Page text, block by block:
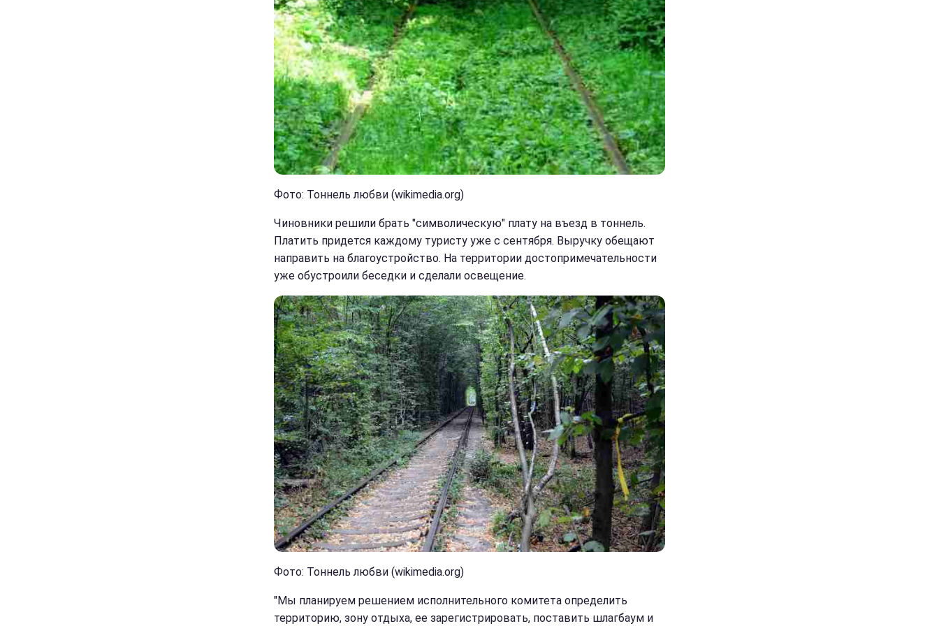
Фото: Тоннель любви (wikimedia.org)
Чиновники решили брать "символическую" плату на въезд в тоннель.
Платить придется каждому туристу уже с сентября. Выручку обещают
направить на благоустройство. На территории достопримечательности
уже обустроили беседки и сделали освещение.
Фото: Тоннель любви (wikimedia.org)
"Мы планируем решением исполнительного комитета определить
территорию, зону отдыха, ее зарегистрировать, поставить шлагбаум и